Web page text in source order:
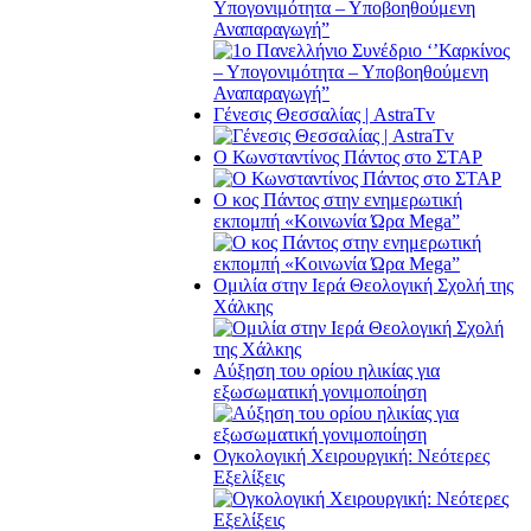
Υπογονιμότητα – Υποβοηθούμενη
Αναπαραγωγή”
Γένεσις Θεσσαλίας | AstraTv
O Κωνσταντίνος Πάντος στο ΣΤΑΡ
O κος Πάντος στην ενημερωτική
εκπομπή «Κοινωνία Ώρα Μega”
Ομιλία στην Ιερά Θεολογική Σχολή της
Χάλκης
Αύξηση του ορίου ηλικίας για
εξωσωματική γονιμοποίηση
Ογκολογική Χειρουργική: Νεότερες
Εξελίξεις